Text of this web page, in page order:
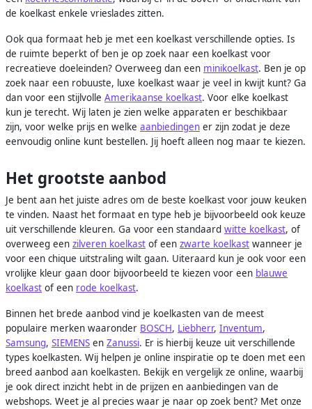
de koelkast enkele vrieslades zitten.
Ook qua formaat heb je met een koelkast verschillende opties. Is
de ruimte beperkt of ben je op zoek naar een koelkast voor
recreatieve doeleinden? Overweeg dan een minikoelkast. Ben je op
zoek naar een robuuste, luxe koelkast waar je veel in kwijt kunt? Ga
dan voor een stijlvolle Amerikaanse koelkast. Voor elke koelkast
kun je terecht. Wij laten je zien welke apparaten er beschikbaar
zijn, voor welke prijs en welke aanbiedingen er zijn zodat je deze
eenvoudig online kunt bestellen. Jij hoeft alleen nog maar te kiezen.
Het grootste aanbod
Je bent aan het juiste adres om de beste koelkast voor jouw keuken
te vinden. Naast het formaat en type heb je bijvoorbeeld ook keuze
uit verschillende kleuren. Ga voor een standaard witte koelkast, of
overweeg een zilveren koelkast of een zwarte koelkast wanneer je
voor een chique uitstraling wilt gaan. Uiteraard kun je ook voor een
vrolijke kleur gaan door bijvoorbeeld te kiezen voor een blauwe
koelkast of een rode koelkast.
Binnen het brede aanbod vind je koelkasten van de meest
populaire merken waaronder BOSCH, Liebherr, Inventum,
Samsung, SIEMENS en Zanussi. Er is hierbij keuze uit verschillende
types koelkasten. Wij helpen je online inspiratie op te doen met een
breed aanbod aan koelkasten. Bekijk en vergelijk ze online, waarbij
je ook direct inzicht hebt in de prijzen en aanbiedingen van de
webshops. Weet je al precies waar je naar op zoek bent? Met onze